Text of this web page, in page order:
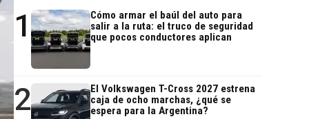
1
Cómo armar el baúl del auto para
salir a la ruta: el truco de seguridad
que pocos conductores aplican
2
El Volkswagen T-Cross 2027 estrena
caja de ocho marchas, ¿qué se
espera para la Argentina?